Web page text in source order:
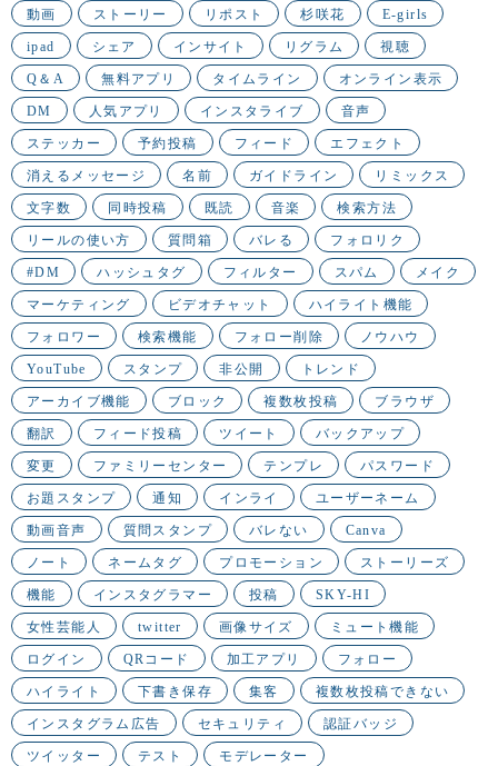
動画 ストーリー リポスト 杉咲花 E-girls
ipad シェア インサイト リグラム 視聴
Q＆A 無料アプリ タイムライン オンライン表示
DM 人気アプリ インスタライブ 音声
ステッカー 予約投稿 フィード エフェクト
消えるメッセージ 名前 ガイドライン リミックス
文字数 同時投稿 既読 音楽 検索方法
リールの使い方 質問箱 バレる フォロリク
#DM ハッシュタグ フィルター スパム メイク
マーケティング ビデオチャット ハイライト機能
フォロワー 検索機能 フォロー削除 ノウハウ
YouTube スタンプ 非公開 トレンド
アーカイブ機能 ブロック 複数枚投稿 ブラウザ
翻訳 フィード投稿 ツイート バックアップ
変更 ファミリーセンター テンプレ パスワード
お題スタンプ 通知 インライ ユーザーネーム
動画音声 質問スタンプ バレない Canva
ノート ネームタグ プロモーション ストーリーズ
機能 インスタグラマー 投稿 SKY-HI
女性芸能人 twitter 画像サイズ ミュート機能
ログイン QRコード 加工アプリ フォロー
ハイライト 下書き保存 集客 複数枚投稿できない
インスタグラム広告 セキュリティ 認証バッジ
ツイッター テスト モデレーター